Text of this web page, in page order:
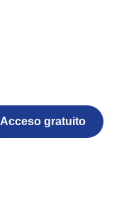
Acceso gratuito